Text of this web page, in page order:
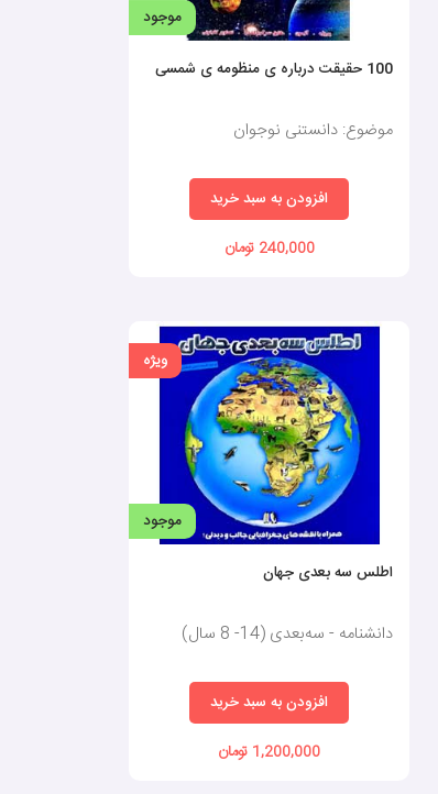
موجود
100 حقیقت درباره ی منظومه ی شمسی
موضوع: دانستنی نوجوان
افزودن به سبد خرید
240,000 تومان
موجود
ویژه
اطلس سه بعدی جهان
دانشنامه - سه‌بعدی (14- 8 سال)
افزودن به سبد خرید
1,200,000 تومان